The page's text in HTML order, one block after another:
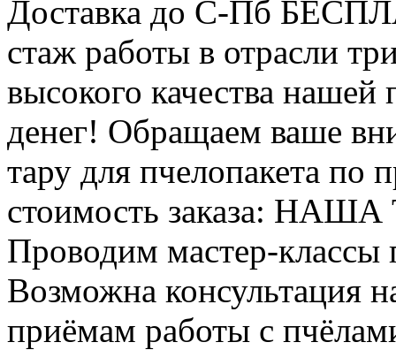
Доставка до С-Пб
стаж работы в отрасли
высокого качества
денег! Обращаем ваше
тару для пчелопакета по
стоимость заказа:
Проводим мастер-классы
Возможна консультация
приёмам работы с